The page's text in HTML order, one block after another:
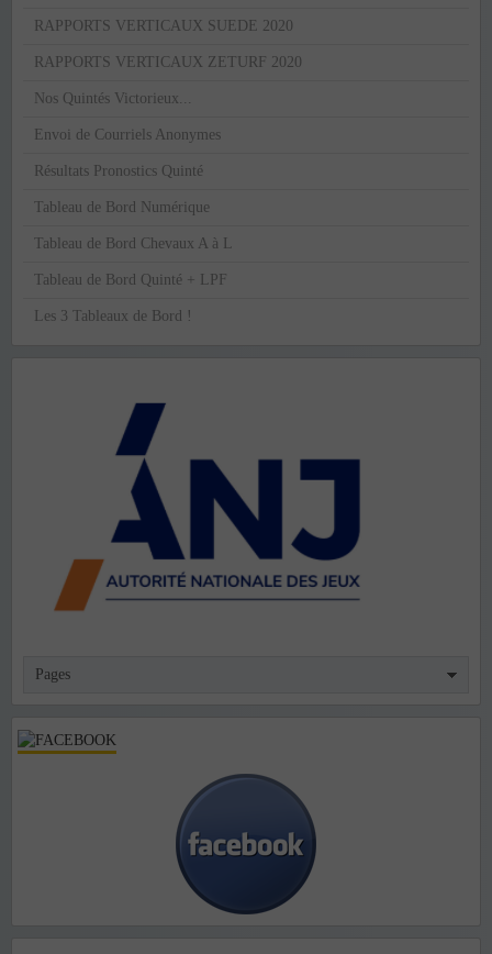
RAPPORTS VERTICAUX SUEDE 2020
RAPPORTS VERTICAUX ZETURF 2020
Nos Quintés Victorieux...
Envoi de Courriels Anonymes
Résultats Pronostics Quinté
Tableau de Bord Numérique
Tableau de Bord Chevaux A à L
Tableau de Bord Quinté + LPF
Les 3 Tableaux de Bord !